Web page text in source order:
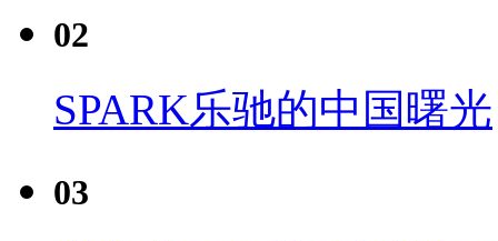
02
SPARK乐驰的中国曙光
03